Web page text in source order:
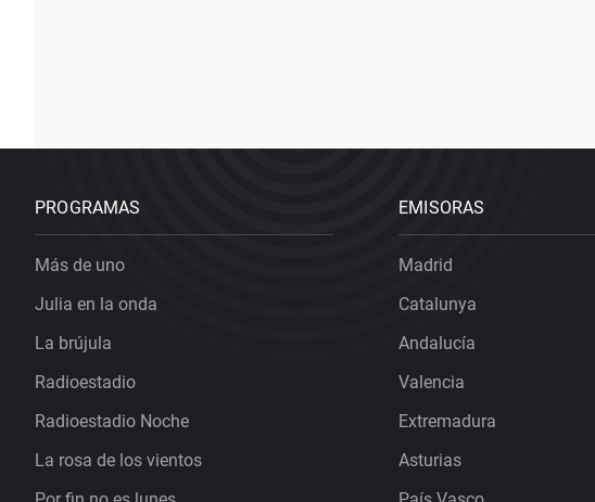
PROGRAMAS
Más de uno
Julia en la onda
La brújula
Radioestadio
Radioestadio Noche
La rosa de los vientos
EMISORAS
Madrid
Catalunya
Andalucía
Valencia
Extremadura
Asturias